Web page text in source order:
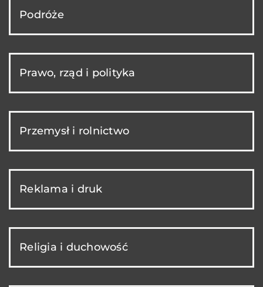
Podróże
Prawo, rząd i polityka
Przemysł i rolnictwo
Reklama i druk
Religia i duchowość